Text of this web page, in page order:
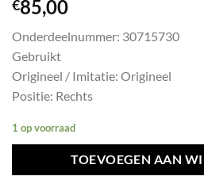
€85,00
Onderdeelnummer: 30715730
Gebruikt
Origineel / Imitatie: Origineel
Positie: Rechts
1 op voorraad
TOEVOEGEN AAN